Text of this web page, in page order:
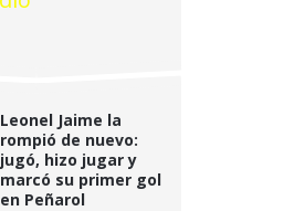
Leonel Jaime la
rompió de nuevo:
jugó, hizo jugar y
marcó su primer gol
en Peñarol